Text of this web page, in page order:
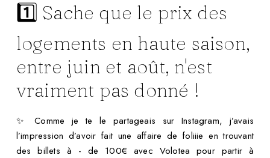
1️⃣ Sache que le prix des
logements en haute saison,
entre juin et août, n'est
vraiment pas donné !
✨ Comme je te le partageais sur Instagram, j’avais
l’impression d’avoir fait une affaire de foliiie en trouvant
des billets à - de 100€ avec Volotea pour partir à